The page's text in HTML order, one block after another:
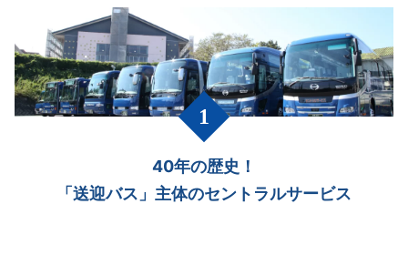
40年の歴史！
「送迎バス」主体のセントラルサービス